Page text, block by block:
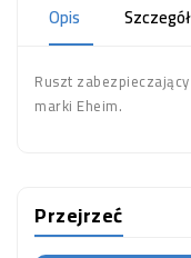
Opis
Ruszt
marki Eheim.
Przejrzeć